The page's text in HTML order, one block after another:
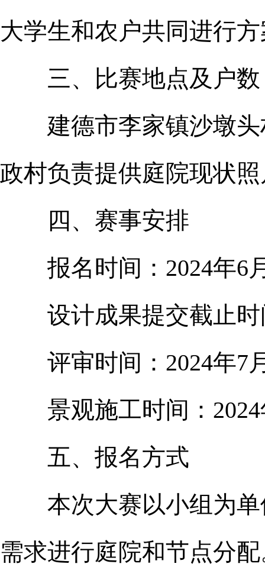
大学生和农户共同进行
三、比赛地点及户数
建德市李家镇沙墩头
政村负责提供庭院现状
四、赛事安排
报名时间：2024年6月
设计成果提交截止时
评审时间：2024年7
景观施工时间：2024
五、报名方式
本次大赛以小组为单
需求进行庭院和节点分